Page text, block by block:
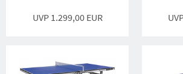
UVP 1.299,00 EUR